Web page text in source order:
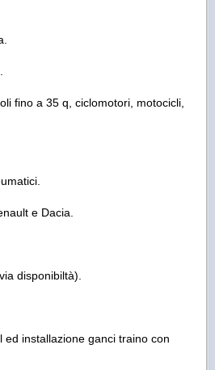
fino a 35 q, ciclomotori, motocicli,
e Dacia.
disponibiltà).
ed installazione ganci traino con